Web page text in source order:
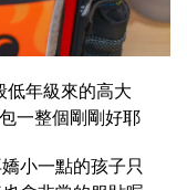
低年級來的高大
一整個剛剛好耶
小一點的孩子只